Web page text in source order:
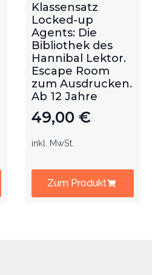
Klassensatz
Locked-up
Agents: Die
Bibliothek des
Hannibal Lektor.
Escape Room
zum Ausdrucken.
Ab 12 Jahre
49,00 €
inkl. MwSt.
Zum Produkt